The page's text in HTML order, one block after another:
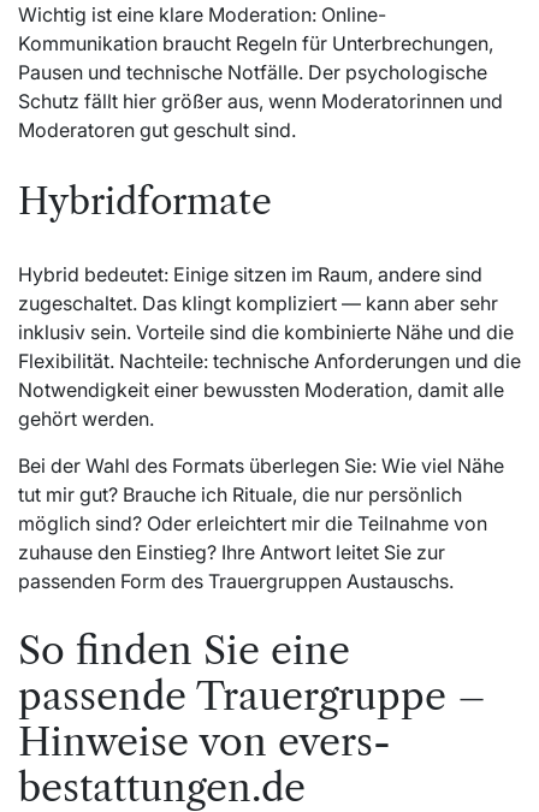
Wichtig ist eine klare Moderation: Online-
Kommunikation braucht Regeln für Unterbrechungen,
Pausen und technische Notfälle. Der psychologische
Schutz fällt hier größer aus, wenn Moderatorinnen und
Moderatoren gut geschult sind.
Hybridformate
Hybrid bedeutet: Einige sitzen im Raum, andere sind
zugeschaltet. Das klingt kompliziert — kann aber sehr
inklusiv sein. Vorteile sind die kombinierte Nähe und die
Flexibilität. Nachteile: technische Anforderungen und die
Notwendigkeit einer bewussten Moderation, damit alle
gehört werden.
Bei der Wahl des Formats überlegen Sie: Wie viel Nähe
tut mir gut? Brauche ich Rituale, die nur persönlich
möglich sind? Oder erleichtert mir die Teilnahme von
zuhause den Einstieg? Ihre Antwort leitet Sie zur
passenden Form des Trauergruppen Austauschs.
So finden Sie eine
passende Trauergruppe –
Hinweise von evers-
bestattungen.de